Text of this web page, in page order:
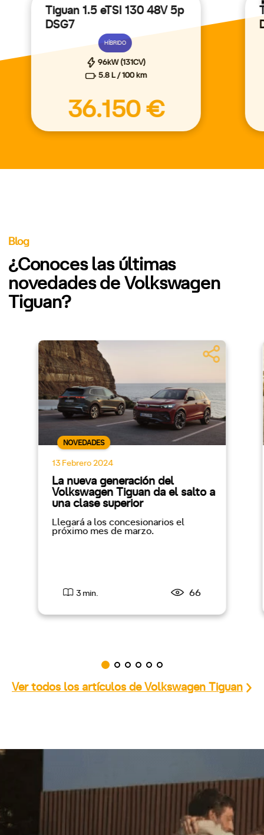
Tiguan 1.5 eTSI 130 48V 5p
DSG7
HÍBRIDO
96kW (131CV)
5.8 L / 100 km
36.150 €
Blog
¿Conoces las últimas
novedades de Volkswagen
Tiguan?
NOVEDADES
13 Febrero 2024
La nueva generación del
Volkswagen Tiguan da el salto a
una clase superior
Llegará a los concesionarios el
próximo mes de marzo.
3 min. 66
Ver todos los artículos de Volkswagen Tiguan